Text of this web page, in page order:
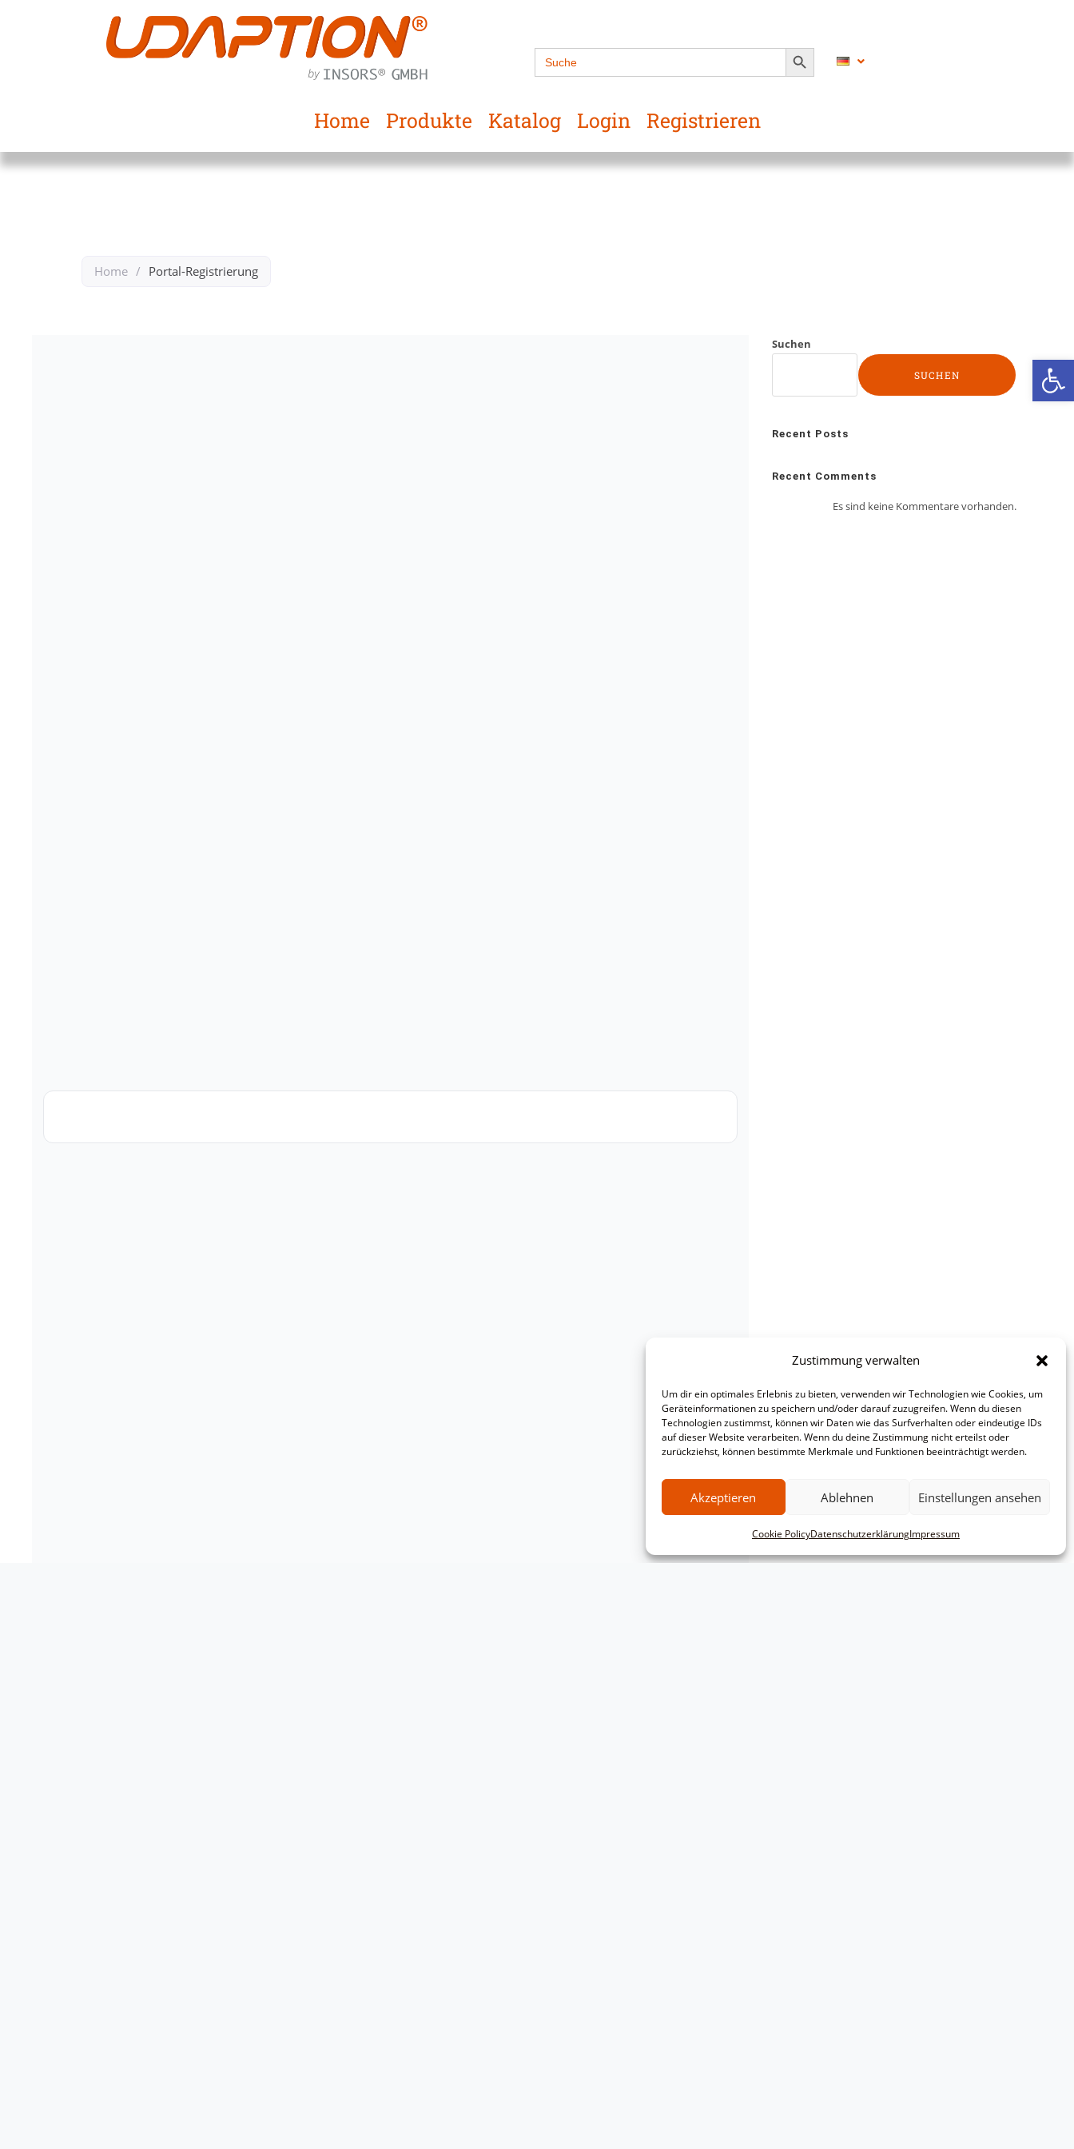
Zustimmung verwalten
Um dir ein optimales Erlebnis zu bieten, verwenden wir Technologien wie Cookies, um
Geräteinformationen zu speichern und/oder darauf zuzugreifen. Wenn du diesen
Technologien zustimmst, können wir Daten wie das Surfverhalten oder eindeutige IDs
auf dieser Website verarbeiten. Wenn du deine Zustimmung nicht erteilst oder
zurückziehst, können bestimmte Merkmale und Funktionen beeinträchtigt werden.
Akzeptieren Ablehnen Einstellungen ansehen
Cookie PolicyDatenschutzerklärungImpressum
Search
for:
SEARCH BUTTON
Home Produkte Katalog Login Registrieren
Home / Portal-Registrierung
Suchen
SUCHEN
Recent Posts
Recent Comments
Es sind keine Kommentare vorhanden.